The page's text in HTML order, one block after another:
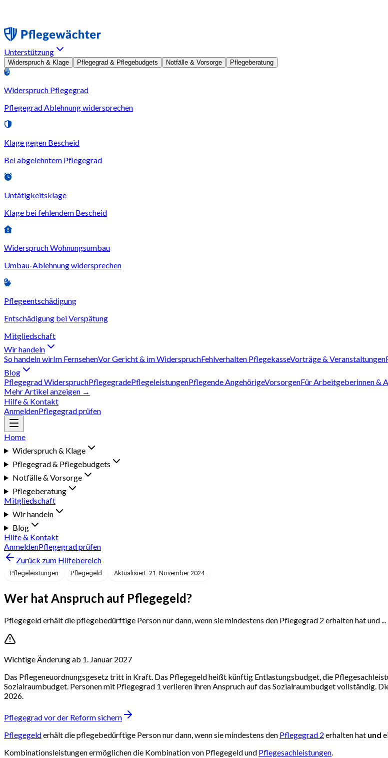
Unterstützung
Widerspruch & Klage Pflegegrad & Pflegebudgets Notfälle & Vorsorge Pflegeberatung
Widerspruch Pflegegrad
Pflegegrad Ablehnung widersprechen
Klage gegen Bescheid
Bei abgelehntem Pflegegrad
Untätigkeitsklage
Klage bei fehlendem Bescheid
Widerspruch Wohnungsumbau
Umbau-Ablehnung widersprechen
Pflegeentschädigung
Entschädigung bei Verspätung
Mitgliedschaft
Wir handeln
So handeln wirIm FernsehenVor Gericht & im WiderspruchFehlverhalten PflegekasseVorträge & Veranstaltungen
Blog
Pflegegrad WiderspruchPflegegradePflegeleistungenPflegende AngehörigeVorsorgenFür Arbeitgeberinnen &
Mehr Artikel anzeigen →
Hilfe & Kontakt
AnmeldenPflegegrad prüfen
Home
Widerspruch & Klage
Pflegegrad & Pflegebudgets
Notfälle & Vorsorge
Pflegeberatung
Mitgliedschaft
Wir handeln
Blog
Hilfe & Kontakt
AnmeldenPflegegrad prüfen
Zurück zum Hilfebereich
Pflegeleistungen Pflegegeld Aktualisiert: 21. November 2024
Wer hat Anspruch auf Pflegegeld?
Pflegegeld erhält die pflegebedürftige Person nur dann, wenn sie mindestens den Pflegegrad 2 erhalten hat und ...
Wichtige Änderung ab 1. Januar 2027
Das Pflegeneuordnungsgesetz tritt in Kraft. Das Pflegegeld heißt künftig Entlastungsbudget, die
Sozialraumbudget. Personen mit Pflegegrad 1 verlieren ihren Anspruch auf das Sozialraumbudget vollständig.
2026.
Pflegegrad vor der Reform sichern
Pflegegelderhält die pflegebedürftige Person nur dann, wenn sie mindestens den Pflegegrad 2 erhalten hat und
Kombinationsleistungen ermöglichen die Kombination von Pflegegeld und Pflegesachleistungen.